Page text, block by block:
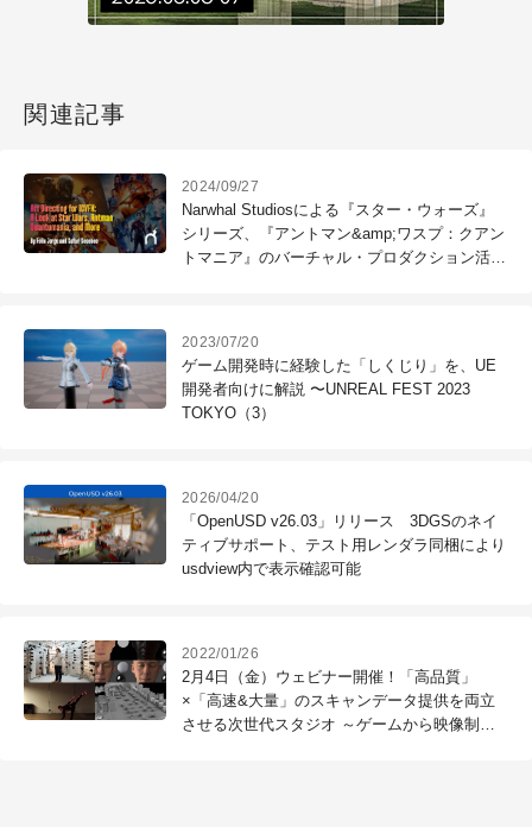
関連記事
2024/09/27
Narwhal Studiosによる『スター・ウォーズ』
シリーズ、『アントマン&amp;ワスプ：クアン
トマニア』のバーチャル・プロダクション活用
2023/07/20
ゲーム開発時に経験した「しくじり」を、UE
開発者向けに解説 〜UNREAL FEST 2023
TOKYO（3）
2026/04/20
「OpenUSD v26.03」リリース 3DGSのネイ
ティブサポート、テスト用レンダラ同梱により
usdview内で表示確認可能
2022/01/26
2月4日（金）ウェビナー開催！「高品質」
×「高速&大量」のスキャンデータ提供を両立
させる次世代スタジオ ～ゲームから映像制作